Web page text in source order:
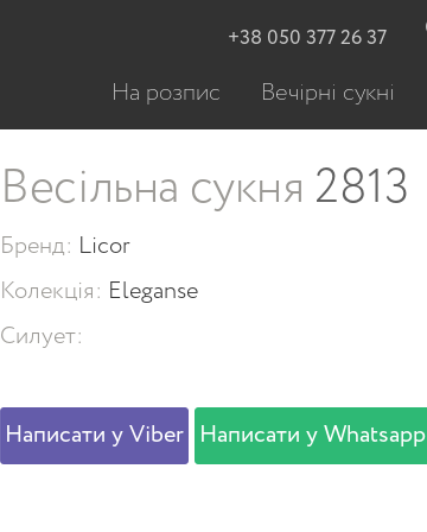
Весільна сукня 2813
Бренд: Licor
Колекція: Eleganse
Силует:
Написати у Viber Написати у Whatsapp
+38 050 377 26 37
На розпис Вечірні сукні